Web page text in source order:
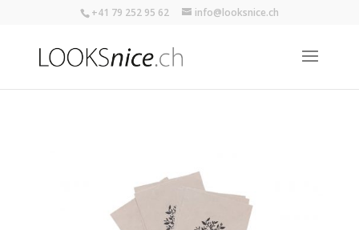
+41 79 252 95 62 info@looksnice.ch